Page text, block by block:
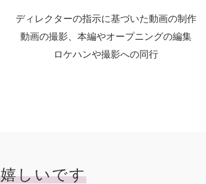
ディレクターの指示に基づいた動画の制作
動画の撮影、本編やオープニングの編集
ロケハンや撮影への同行
しいです